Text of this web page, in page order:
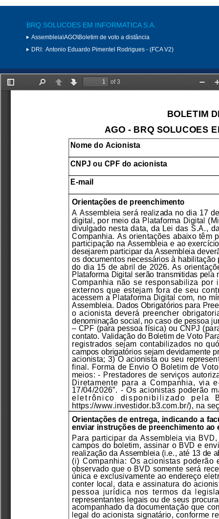
BRQ SOLUCOES EM INFORMATICA S.A.
Assembleia\AGO\Boletim de voto a distância
DRI: Antonio Eduardo Pimentel Rodrigues - (FCA V2)